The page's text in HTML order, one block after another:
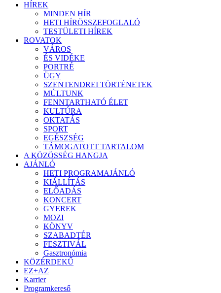
HÍREK
MINDEN HÍR
HETI HÍRÖSSZEFOGLALÓ
TESTÜLETI HÍREK
ROVATOK
VÁROS
ÉS VIDÉKE
PORTRÉ
ÜGY
SZENTENDREI TÖRTÉNETEK
MÚLTUNK
FENNTARTHATÓ ÉLET
KULTÚRA
OKTATÁS
SPORT
EGÉSZSÉG
TÁMOGATOTT TARTALOM
A KÖZÖSSÉG HANGJA
AJÁNLÓ
HETI PROGRAMAJÁNLÓ
KIÁLLÍTÁS
ELŐADÁS
KONCERT
GYEREK
MOZI
KÖNYV
SZABADTÉR
FESZTIVÁL
Gasztronómia
KÖZÉRDEKŰ
EZ+AZ
Karrier
Programkereső